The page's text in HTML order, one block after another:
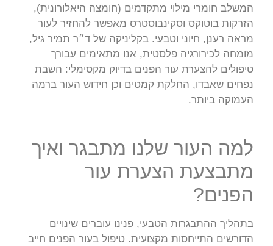
המשלב חומרי מילוי מתקדמים (חומצה היאלורונית),
הזרקות בוטוקס וסקינבוסטרס מאפשר להחזיר לעור
מראה רענן, חיוני וטבעי. בקליניקה של ד״ר תמיר גיל,
מומחה לכירורגיה פלסטית, אנו מתאימים עבורך
טיפולים להצערת עור הפנים בדיוק מקסימלי: השבת
נפחים שאבדו, החלקת קמטים וכן חידוש העור ברמה
העמוקה ביותר.
למה העור שלנו מתבגר ואיך
מתבצעת הצערת עור
הפנים?
בתהליך ההתבגרות הטבעי, פנינו עוברים שינויים
הדורשים התייחסות מקצועית. טיפול בעור הפנים חייב